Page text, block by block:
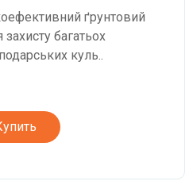
ґрунтовий
захисту багатьох
куль..